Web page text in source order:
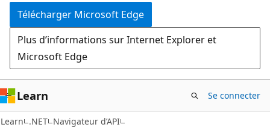
Télécharger Microsoft Edge
Plus d’informations sur Internet Explorer et
Microsoft Edge
Learn Se connecter
Learn .NET Navigateur d’API